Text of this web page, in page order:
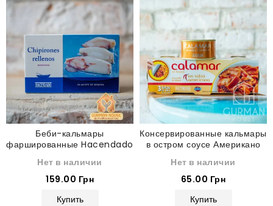
Беби-кальмары
фаршированные Hacendado
Нет в наличии
159.00 Грн
Купить
Консервированные кальмары
в остром соусе Американо
Нет в наличии
65.00 Грн
Купить